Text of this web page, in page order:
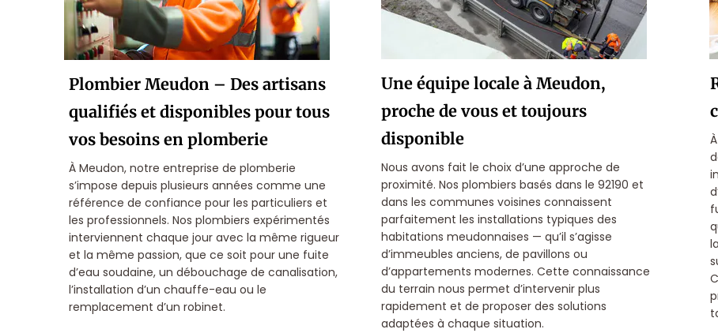
Une équipe locale à Meudon,
proche de vous et toujours
disponible
Nous avons fait le choix d’une approche de
proximité. Nos plombiers basés dans le 92190 et
dans les communes voisines connaissent
parfaitement les installations typiques des
habitations meudonnaises — qu’il s’agisse
d’immeubles anciens, de pavillons ou
d’appartements modernes. Cette connaissance
du terrain nous permet d’intervenir plus
rapidement et de proposer des solutions
adaptées à chaque situation.
Plombier Meudon – Des artisans
qualifiés et disponibles pour tous
vos besoins en plomberie
À Meudon, notre entreprise de plomberie
s’impose depuis plusieurs années comme une
référence de confiance pour les particuliers et
les professionnels. Nos plombiers expérimentés
interviennent chaque jour avec la même rigueur
et la même passion, que ce soit pour une fuite
d’eau soudaine, un débouchage de canalisation,
l’installation d’un chauffe-eau ou le
remplacement d’un robinet.